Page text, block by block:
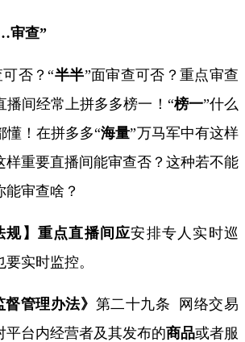
审查”
否？“半半”面审查可否？重点审查
间经常上拼多多榜一！ “榜一”什么
懂！在拼多多“海量”万马军中有这样
样重要直播间能审查否？这种若不能
审查啥？
】重点直播间应安排专人 实时巡
实时监控。
督管理办法》 第二十九条
网络交易
平台内经营者及其发布的商品或者服